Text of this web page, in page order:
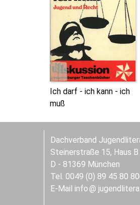
Ich darf - ich kann - ich
muß
Dachverband
Steinerstraße 15, Haus B
D - 81369 München
Tel. 0049 (0) 89 45 80
E-Mail info